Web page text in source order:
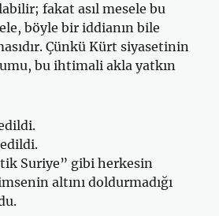
fakat asıl mesele bu
böyle bir iddianın bile
Çünkü Kürt siyasetinin
bu ihtimali akla yatkın
Suriye” gibi herkesin
altını doldurmadığı